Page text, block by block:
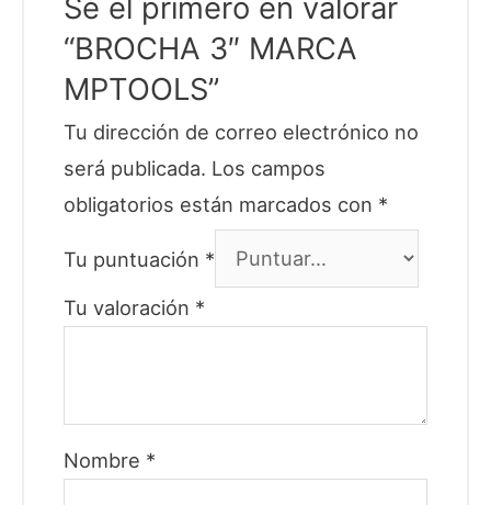
Sé el primero en valorar
“BROCHA 3″ MARCA
MPTOOLS”
Tu dirección de correo electrónico no
será publicada. Los campos
obligatorios están marcados con *
Tu puntuación *
Tu valoración *
Nombre *